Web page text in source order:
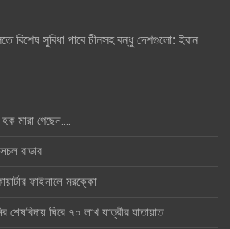
বিশেষ সুবিধা পাবে চীনসহ বন্ধু দেশগুলো: ইরান
মারা গেছেন….
রাডার
ফাইনালে মরক্কো
শেষবিদায় ঘিরে ৭০ লাখ যাত্রীর যাতায়াত